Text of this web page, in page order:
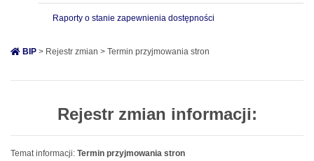
Raporty o stanie zapewnienia dostępności
BIP > Rejestr zmian > Termin przyjmowania stron
Rejestr zmian informacji:
Temat informacji: Termin przyjmowania stron